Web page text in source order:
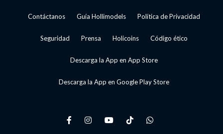
Contáctanos Guía Hollimodels Política de Privacidad
Seguridad Prensa Holicoins Código ético
Descarga la App en App Store
Descarga la App en Google Play Store